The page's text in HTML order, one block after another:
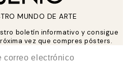
MUNDO DE ARTE
boletín informativo y consigue
vez que compres pósters.